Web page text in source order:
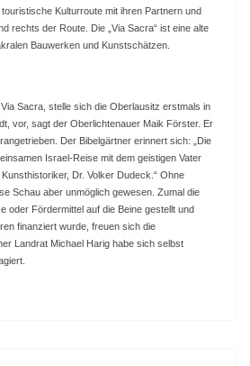
touristische Kulturroute mit ihren Partnern und
rechts der Route. Die „Via Sacra“ ist eine alte
Bauwerken und Kunstschätzen.
Sacra, stelle sich die Oberlausitz erstmals in
vor, sagt der Oberlichtenauer Maik Förster. Er
Der Bibelgärtner erinnert sich: „Die
Israel-Reise mit dem geistigen Vater
Dr. Volker Dudeck.“ Ohne
Schau aber unmöglich gewesen. Zumal die
oder Fördermittel auf die Beine gestellt und
finanziert wurde, freuen sich die
Landrat Michael Harig habe sich selbst